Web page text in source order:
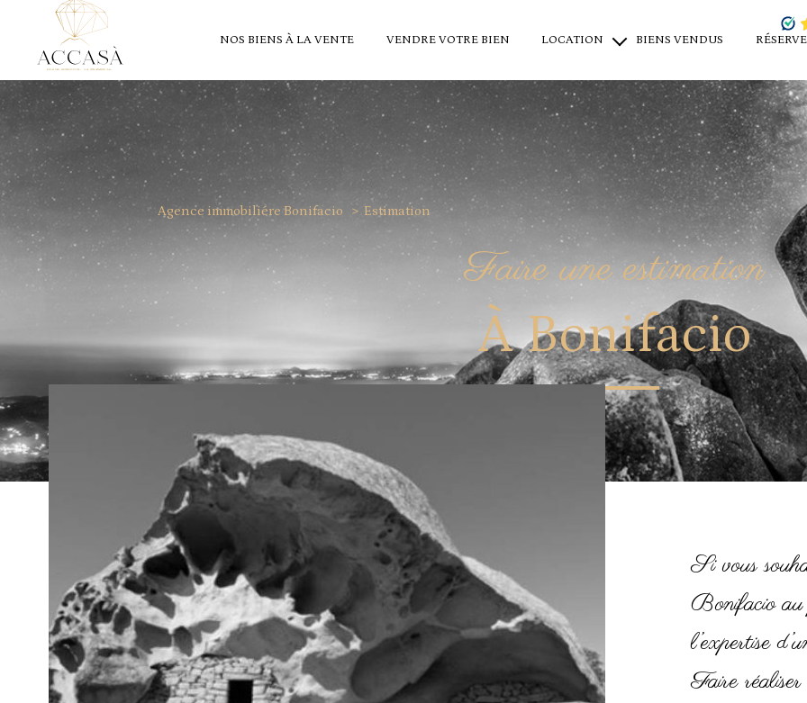
NOS BIENS À LA VENTE VENDRE VOTRE BIEN LOCATION
locations saisonnières
locations à l'année
location professionnel
BIENS VENDUS
Agence immobiliére Bonifacio Estimation
faire une estimation
À Bonifacio
Si vous
Bonifacio
l’expertise
Faire